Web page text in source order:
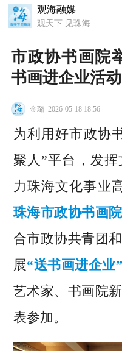
市政协书画院
书画进企业活动
金璐 2026-05-18 18:56
为利用好市政协
聚人”平台，发
力珠海文化事业
珠海市政协书画
合市政协共青团
展“送书画进企业
艺术家、书画院
表参加。
观海融媒
观天下 见珠海